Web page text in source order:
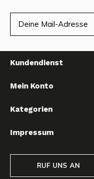
Kundendienst
Mein Konto
Kategorien
Impressum
RUF UNS AN